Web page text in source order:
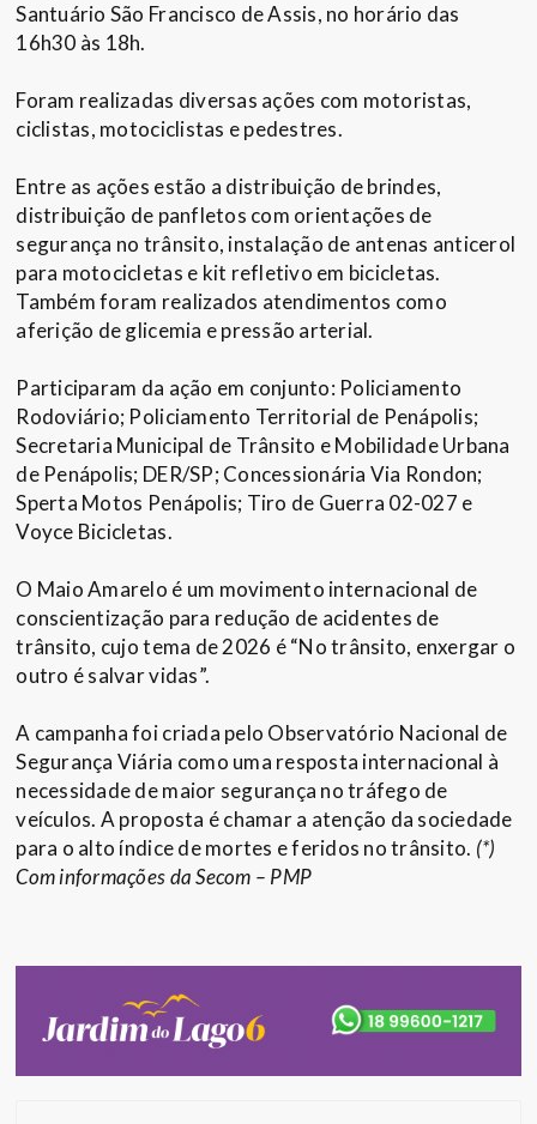
Santuário São Francisco de Assis, no horário das
16h30 às 18h.
Foram realizadas diversas ações com motoristas,
ciclistas, motociclistas e pedestres.
Entre as ações estão a distribuição de brindes,
distribuição de panfletos com orientações de
segurança no trânsito, instalação de antenas anticerol
para motocicletas e kit refletivo em bicicletas.
Também foram realizados atendimentos como
aferição de glicemia e pressão arterial.
Participaram da ação em conjunto: Policiamento
Rodoviário; Policiamento Territorial de Penápolis;
Secretaria Municipal de Trânsito e Mobilidade Urbana
de Penápolis; DER/SP; Concessionária Via Rondon;
Sperta Motos Penápolis; Tiro de Guerra 02-027 e
Voyce Bicicletas.
O Maio Amarelo é um movimento internacional de
conscientização para redução de acidentes de
trânsito, cujo tema de 2026 é “No trânsito, enxergar o
outro é salvar vidas”.
A campanha foi criada pelo Observatório Nacional de
Segurança Viária como uma resposta internacional à
necessidade de maior segurança no tráfego de
veículos. A proposta é chamar a atenção da sociedade
para o alto índice de mortes e feridos no trânsito. (*)
Com informações da Secom – PMP